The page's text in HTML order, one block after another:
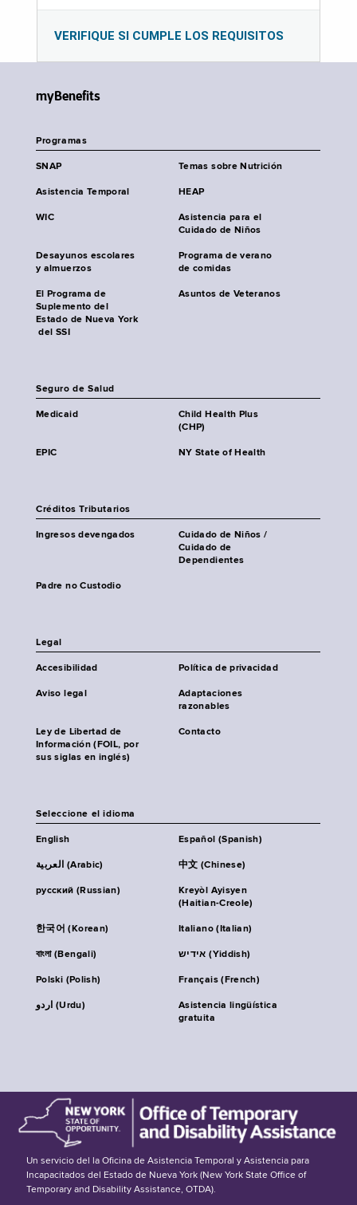
VERIFIQUE SI CUMPLE LOS REQUISITOS
myBenefits
Programas
SNAP Temas sobre Nutrición
Asistencia Temporal HEAP
WIC
Asistencia para el
Cuidado de Niños
Desayunos escolares
y almuerzos
Programa de verano
de comidas
El Programa de
Suplemento del
Estado de Nueva York
del SSI
Asuntos de Veteranos
Seguro de Salud
Medicaid
Child Health Plus
(CHP)
EPIC NY State of Health
Créditos Tributarios
Ingresos devengados
Cuidado de Niños /
Cuidado de
Dependientes
Padre no Custodio
Legal
Accesibilidad Política de privacidad
Aviso legal
Adaptaciones
razonables
Ley de Libertad de
Información (FOIL, por
sus siglas en inglés)
Contacto
Seleccione el idioma
English Español (Spanish)
العربية (Arabic) 中文 (Chinese)
русский (Russian)
Kreyòl Ayisyen
(Haitian-Creole)
한국어 (Korean) Italiano (Italian)
বাংলা (Bengali) אידיש (Yiddish)
Polski (Polish) Français (French)
اردو (Urdu)
Asistencia lingüística
gratuita
Un servicio del la Oficina de Asistencia Temporal y Asistencia para
Incapacitados del Estado de Nueva York (New York State Office of
Temporary and Disability Assistance, OTDA).